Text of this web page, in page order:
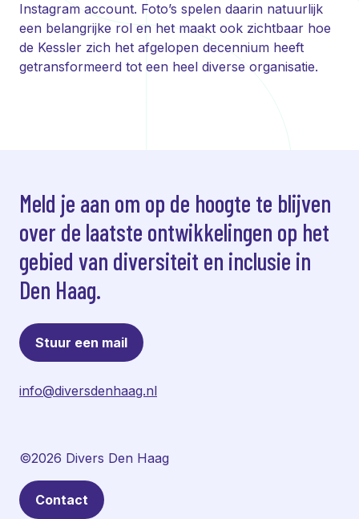
Instagram account. Foto’s spelen daarin natuurlijk
een belangrijke rol en het maakt ook zichtbaar hoe
de Kessler zich het afgelopen decennium heeft
getransformeerd tot een heel diverse organisatie.
Meld je aan om op de hoogte te blijven
over de laatste ontwikkelingen op het
gebied van diversiteit en inclusie in
Den Haag.
Stuur een mail
info@diversdenhaag.nl
©2026 Divers Den Haag
Contact